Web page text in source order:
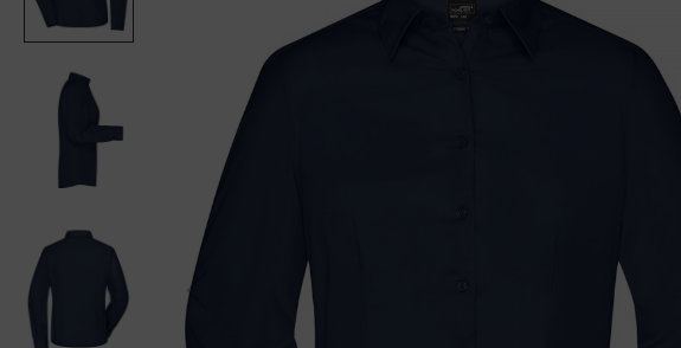
Previou